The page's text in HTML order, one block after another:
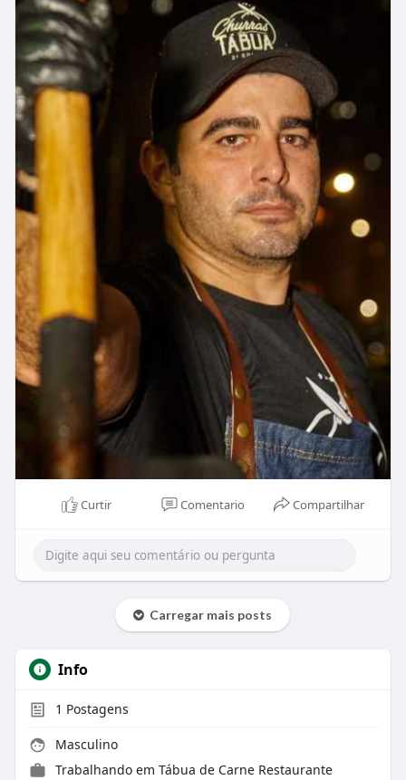
Curtir Comentario Compartilhar
Carregar mais posts
Info
1 Postagens
Masculino
Trabalhando em Tábua de Carne Restaurante